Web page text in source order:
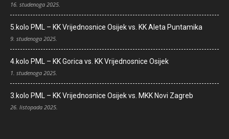
16. studenoga 2025.
5.kolo PML – KK Vrijednosnice Osijek vs. KK Aleta Puntamika
9. studenoga 2025.
4.kolo PML – KK Gorica vs. KK Vrijednosnice Osijek
1. studenoga 2025.
3.kolo PML – KK Vrijednosnice Osijek vs. MKK Novi Zagreb
26. listopada 2025.